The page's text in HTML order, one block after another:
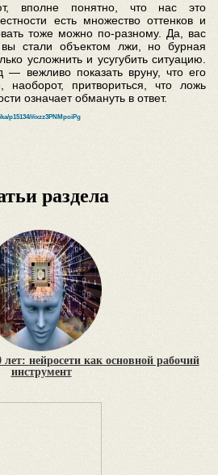
вполне понятно, что нас это
есть множество оттенков и
тоже можно по-разному. Да, вас
вы стали объектом лжи, но бурная
усложнить и усугубить ситуацию.
— вежливо показать вруну, что его
притвориться, что ложь
означает обмануть в ответ.
p15134/#ixzz3PNMpoiPg
раздела
нейросети как основной рабочий
инструмент